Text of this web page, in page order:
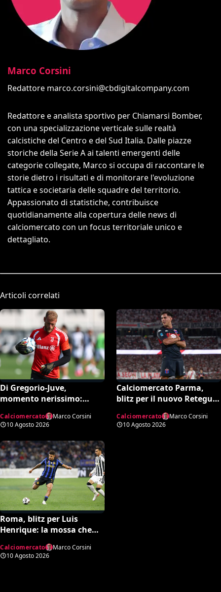
Marco Corsini
Redattore marco.corsini@cbdigitalcompany.com
Redattore e analista sportivo per Chiamarsi Bomber,
con una specializzazione verticale sulle realtà
calcistiche del Centro e del Sud Italia. Dalle piazze
storiche della Serie A ai talenti emergenti delle
categorie collegate, Marco si occupa di raccontare le
storie dietro i risultati e di monitorare l'evoluzione
tattica e societaria delle squadre del territorio.
Appassionato di statistiche, contribuisce
quotidianamente alla copertura delle news di
calciomercato con un focus territoriale unico e
dettagliato.
Articoli correlati
Di Gregorio-Juve,
momento nerissimo:
porta in faccia dal
Marsiglia
Calciomercato
Marco Corsini
10 Agosto 2026
Calciomercato Parma,
blitz per il nuovo Retegui:
David Romero, cifre e
dettagli
Calciomercato
Marco Corsini
10 Agosto 2026
Roma, blitz per Luis
Henrique: la mossa che
Premier
Calciomercato
Marco Corsini
10 Agosto 2026